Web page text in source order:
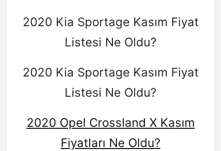
2020 Kia Sportage Kasım Fiyat
Listesi Ne Oldu?
2020 Kia Sportage Kasım Fiyat
Listesi Ne Oldu?
2020 Opel Crossland X Kasım
Fiyatları Ne Oldu?